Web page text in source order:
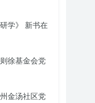
学》 新书在
徐基金会党
金汤社区党